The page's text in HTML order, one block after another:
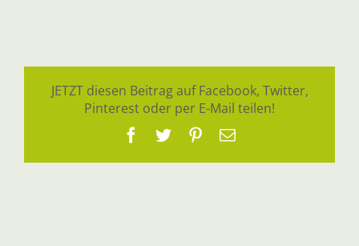
JETZT diesen Beitrag auf Facebook, Twitter,
Pinterest oder per E-Mail teilen!
Facebook
TwitterPinterest
E-